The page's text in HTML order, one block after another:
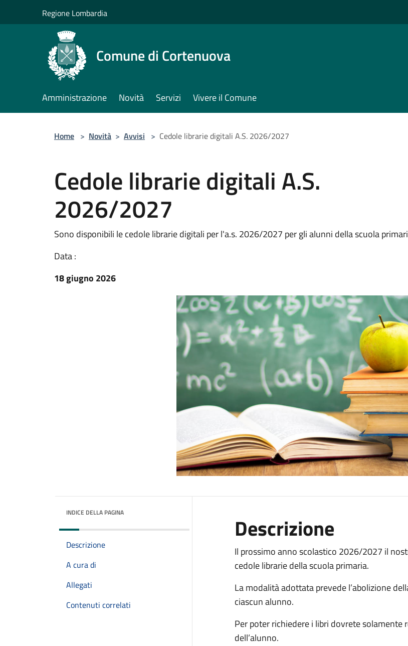
Regione Lombardia
Comune di Cortenuova
Amministrazione Novità Servizi Vivere il Comune
Home > Novità > Avvisi > Cedole librarie digitali A.S. 2026/2027
Cedole librarie digitali A.S.
2026/2027
Sono disponibili le cedole librarie digitali per l'a.s. 2026/2027 per gli alunni della scuola
Data :
18 giugno 2026
INDICE DELLA PAGINA
Descrizione
A cura di
Allegati
Contenuti correlati
Descrizione
Il prossimo anno scolastico 2026/2027 il
cedole librarie della scuola primaria.
La modalità adottata prevede l’abolizione
ciascun alunno.
Per poter richiedere i libri dovrete solamente
dell’alunno.